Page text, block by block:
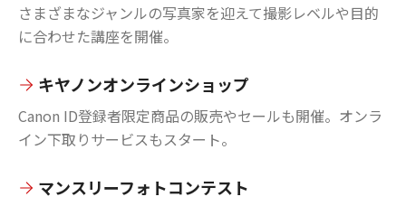
さまざまなジャンルの写真家を迎えて撮影レベルや目的
に合わせた講座を開催。
キヤノンオンラインショップ
Canon ID登録者限定商品の販売やセールも開催。オンラ
イン下取りサービスもスタート。
マンスリーフォトコンテスト